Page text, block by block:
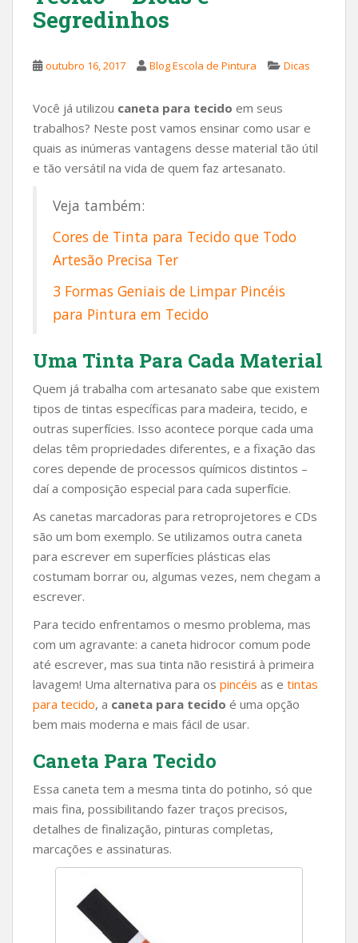
Segredinhos
outubro 16, 2017 Blog Escola de Pintura Dicas
Você já utilizou caneta para tecido em seus
trabalhos? Neste post vamos ensinar como usar e
quais as inúmeras vantagens desse material tão útil
e tão versátil na vida de quem faz artesanato.
Veja também:
Cores de Tinta para Tecido que Todo
Artesão Precisa Ter
3 Formas Geniais de Limpar Pincéis
para Pintura em Tecido
Uma Tinta Para Cada Material
Quem já trabalha com artesanato sabe que existem
tipos de tintas específicas para madeira, tecido, e
outras superfícies. Isso acontece porque cada uma
delas têm propriedades diferentes, e a fixação das
cores depende de processos químicos distintos –
daí a composição especial para cada superfície.
As canetas marcadoras para retroprojetores e CDs
são um bom exemplo. Se utilizamos outra caneta
para escrever em superfícies plásticas elas
costumam borrar ou, algumas vezes, nem chegam a
escrever.
Para tecido enfrentamos o mesmo problema, mas
com um agravante: a caneta hidrocor comum pode
até escrever, mas sua tinta não resistirá à primeira
lavagem! Uma alternativa para os pincéis as e tintas
para tecido, a caneta para tecido é uma opção
bem mais moderna e mais fácil de usar.
Caneta Para Tecido
Essa caneta tem a mesma tinta do potinho, só que
mais fina, possibilitando fazer traços precisos,
detalhes de finalização, pinturas completas,
marcações e assinaturas.